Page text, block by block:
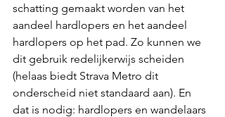
schatting gemaakt worden van het
aandeel hardlopers en het aandeel
hardlopers op het pad. Zo kunnen we
dit gebruik redelijkerwijs scheiden
(helaas biedt Strava Metro dit
onderscheid niet standaard aan). En
dat is nodig: hardlopers en wandelaars